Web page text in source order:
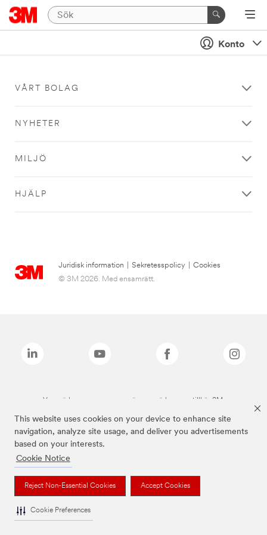
This website uses cookies on your device to enhance site
navigation, analyze site usage, and deliver you advertisements
based on your interests.
Cookie Notice
Reject Non-Essential Cookies Accept Cookies
Cookie Preferences
Konto
VÅRT BOLAG
NYHETER
MILJÖ
HJÄLP
Juridisk information Sekretesspolicy
Cookies
© 3M 2026. Med ensamrätt.
Varumärken som anges ovan är varumärken som tillhör 3M.